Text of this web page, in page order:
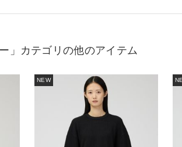
」カテゴリの他のアイテム
NEW